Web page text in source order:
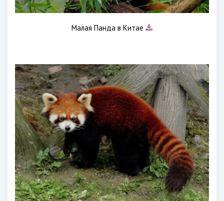
Малая Панда в Китае